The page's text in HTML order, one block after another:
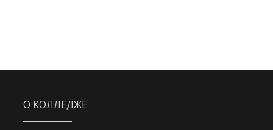
О КОЛЛЕДЖЕ